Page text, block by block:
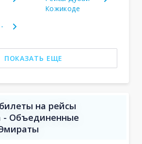
Кожикоде
ПОКАЗАТЬ ЕЩЕ
на рейсы
- Объединенные